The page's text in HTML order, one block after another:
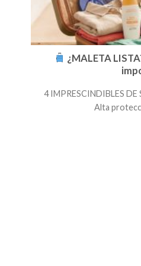
¿MALETA
4 IMPRESCINDIBLES DE
Alta